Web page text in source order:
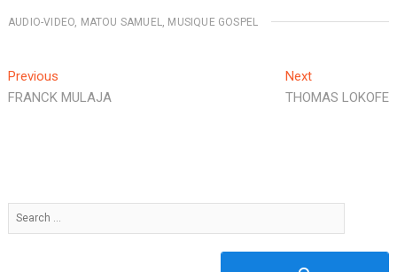
AUDIO-VIDEO, MATOU SAMUEL, MUSIQUE GOSPEL
Previous
FRANCK MULAJA
Next
THOMAS LOKOFE